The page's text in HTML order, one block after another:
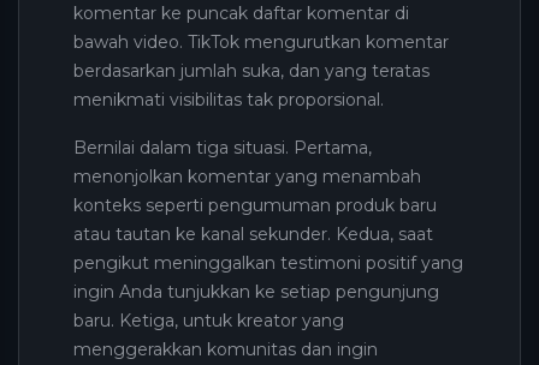
komentar ke puncak daftar komentar di
bawah video. TikTok mengurutkan komentar
berdasarkan jumlah suka, dan yang teratas
menikmati visibilitas tak proporsional.
Bernilai dalam tiga situasi. Pertama,
menonjolkan komentar yang menambah
konteks seperti pengumuman produk baru
atau tautan ke kanal sekunder. Kedua, saat
pengikut meninggalkan testimoni positif yang
ingin Anda tunjukkan ke setiap pengunjung
baru. Ketiga, untuk kreator yang
menggerakkan komunitas dan ingin